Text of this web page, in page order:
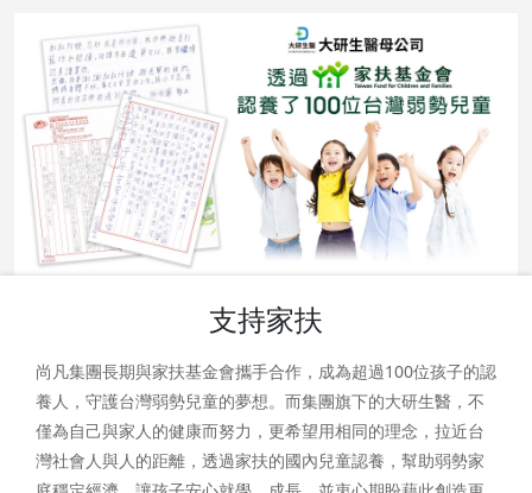
支持家扶
尚凡集團長期與家扶基金會攜手合作，成為超過100位孩子的認
養人，守護台灣弱勢兒童的夢想。而集團旗下的大研生醫，不
僅為自己與家人的健康而努力，更希望用相同的理念，拉近台
灣社會人與人的距離，透過家扶的國內兒童認養，幫助弱勢家